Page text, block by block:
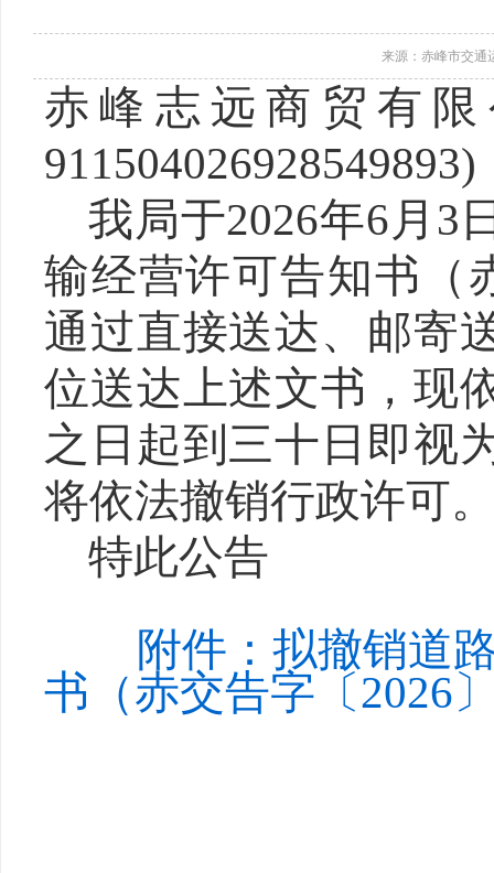
来源：赤峰市交通
赤峰志远商贸有
911504026928549893)
我局于2026年6月3
输经营许可告知书（
通过直接送达、邮寄
位送达上述文书，现
之日起到三十日即视
将依法撤销行政许可
特此公告
附件：拟撤销道
书（赤交告字〔2026